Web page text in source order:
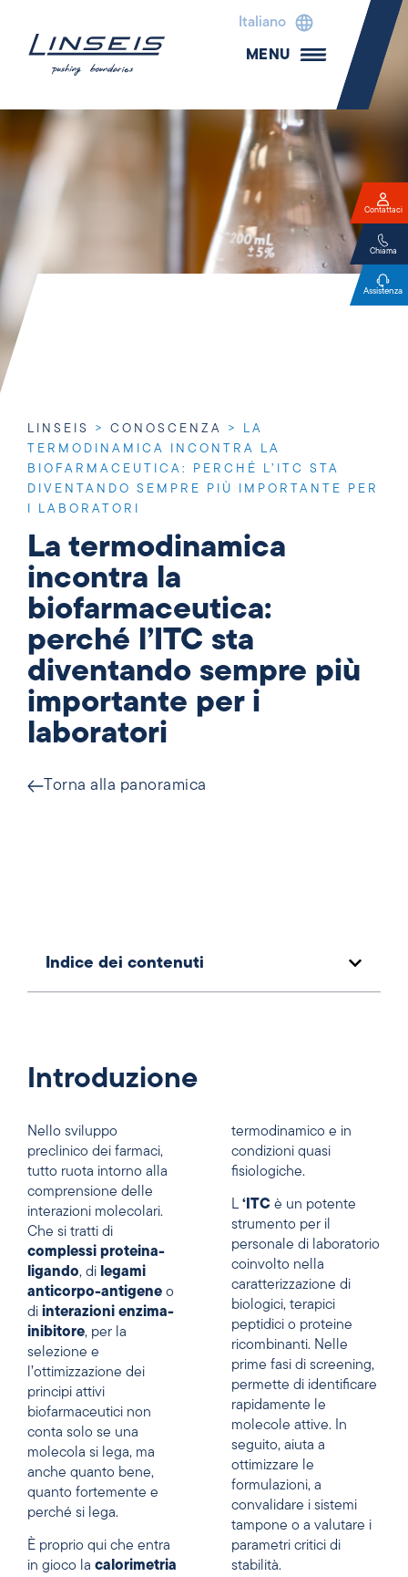
Italiano
MENU
LINSEIS > CONOSCENZA > LA
TERMODINAMICA INCONTRA LA
BIOFARMACEUTICA: PERCHÉ L’ITC STA
DIVENTANDO SEMPRE PIÙ IMPORTANTE PER
I LABORATORI
La termodinamica
incontra la
biofarmaceutica:
perché l’ITC sta
diventando sempre più
importante per i
laboratori
Torna alla panoramica
Indice dei contenuti
Introduzione
Nello sviluppo
preclinico dei farmaci,
tutto ruota intorno alla
comprensione delle
interazioni molecolari.
Che si tratti di
complessi proteina-
ligando, di legami
anticorpo-antigene o
di interazioni enzima-
inibitore, per la
selezione e
l’ottimizzazione dei
principi attivi
biofarmaceutici non
conta solo se una
molecola si lega, ma
anche quanto bene,
quanto fortemente e
perché si lega.
È proprio qui che entra
in gioco la calorimetria
termodinamico e in
condizioni quasi
fisiologiche.
L ‘ITC è un potente
strumento per il
personale di laboratorio
coinvolto nella
caratterizzazione di
biologici, terapici
peptidici o proteine
ricombinanti. Nelle
prime fasi di screening,
permette di identificare
rapidamente le
molecole attive. In
seguito, aiuta a
ottimizzare le
formulazioni, a
convalidare i sistemi
tampone o a valutare i
parametri critici di
stabilità.
Contattaci
Chiama
Assistenza